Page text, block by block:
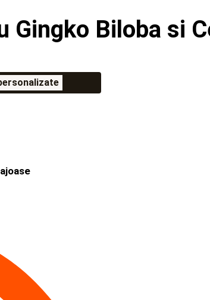
Gingko Biloba si